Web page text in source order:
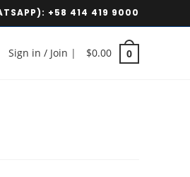
+58 414 419 9000
Sign in / Join | $0.00 0